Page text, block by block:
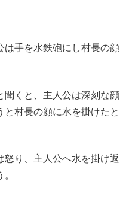
は手を水鉄砲にし村長の顔
聞くと、主人公は深刻な顔
と村長の顔に水を掛けたと
り、主人公へ水を掛け返